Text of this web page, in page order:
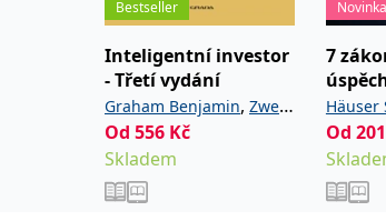
Bestseller
Inteligentní investor
- Třetí vydání
Graham Benjamin, Zweig
Jason
Od 556 Kč
Skladem
Novinka
7
Häuser
Od 201